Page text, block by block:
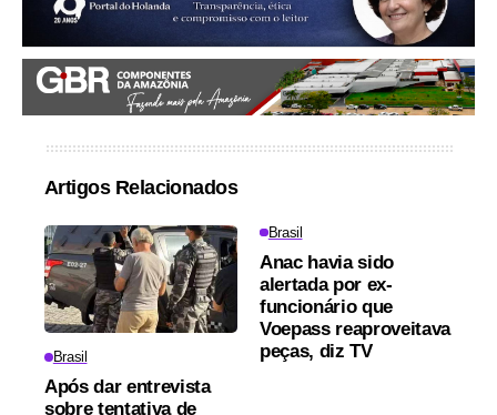
Artigos Relacionados
Brasil
Após dar entrevista
sobre tentativa de
Brasil
Anac havia sido
alertada por ex-
funcionário que
Voepass reaproveitava
peças, diz TV